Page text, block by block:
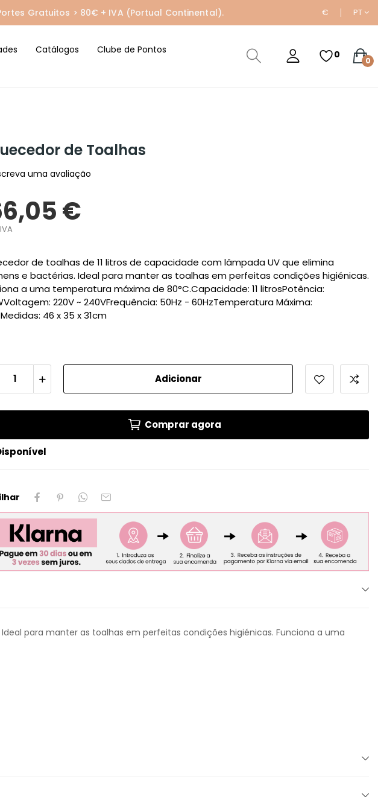
Gratuitos > 80€ + IVA (Portual Continental). € PT
Catálogos
Clube de Pontos
0
0
de Toalhas
uma avaliação
€
de toalhas de 11 litros de capacidade com lâmpada UV que elimina
e bactérias. Ideal para manter as toalhas em perfeitas condições higiénicas.
a uma temperatura máxima de 80°C.Capacidade: 11 litrosPotência:
220V ~ 240VFrequência: 50Hz - 60HzTemperatura Máxima:
46 x 35 x 31cm
Adicionar
Comprar agora
para manter as toalhas em perfeitas condições higiénicas. Funciona a uma